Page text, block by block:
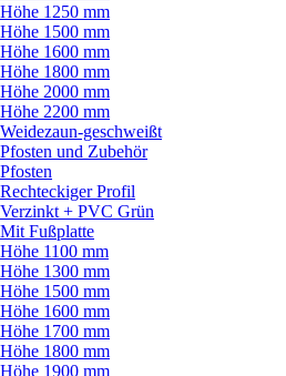
Höhe 1250 mm
Höhe 1500 mm
Höhe 1600 mm
Höhe 1800 mm
Höhe 2000 mm
Höhe 2200 mm
Weidezaun-geschweißt
Pfosten und Zubehör
Pfosten
Rechteckiger Profil
Verzinkt + PVC Grün
Mit Fußplatte
Höhe 1100 mm
Höhe 1300 mm
Höhe 1500 mm
Höhe 1600 mm
Höhe 1700 mm
Höhe 1800 mm
Höhe 1900 mm